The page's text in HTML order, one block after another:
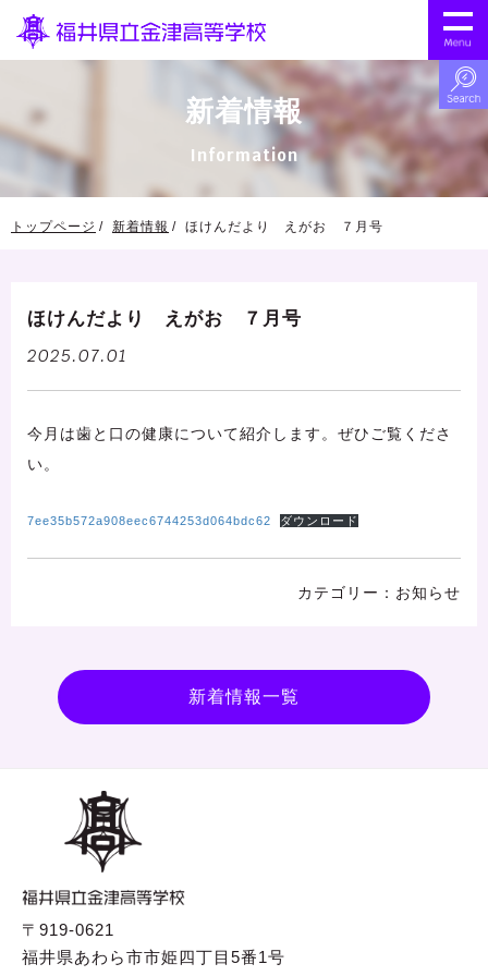
新着情報
Information
トップページ 新着情報 ほけんだより えがお ７月号
ほけんだより えがお ７月号
2025.07.01
今月は歯と口の健康について紹介します。ぜひご覧くださ
い。
7ee35b572a908eec6744253d064bdc62 ダウンロード
お知らせ
新着情報一覧
〒919-0621
福井県あわら市市姫四丁目5番1号